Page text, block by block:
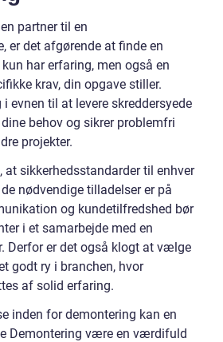
partner til en
er det afgørende at finde en
har erfaring, men også en
krav, din opgave stiller.
evnen til at levere skreddersyede
behov og sikrer problemfri
projekter.
at sikkerhedsstandarder til enhver
nødvendige tilladelser er på
og kundetilfredshed bør
i et samarbejde med en
Derfor er det også klogt at vælge
godt ry i branchen, hvor
af solid erfaring.
inden for demontering kan en
Demontering være en værdifuld